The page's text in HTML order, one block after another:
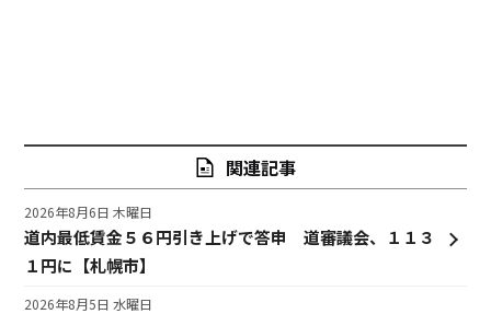
関連記事
道内最低賃金５６円引き上げで答申 道審議会、１１３
１円に【札幌市】
2026年8月6日 木曜日
2026年8月5日 水曜日